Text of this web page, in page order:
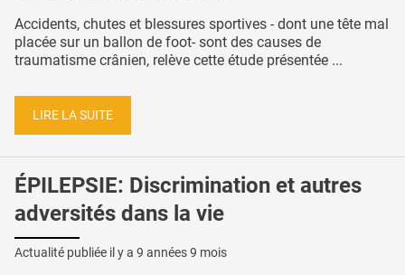
Accidents, chutes et blessures sportives - dont une tête mal
placée sur un ballon de foot- sont des causes de
traumatisme crânien, relève cette étude présentée ...
LIRE LA SUITE
ÉPILEPSIE: Discrimination et autres
adversités dans la vie
Actualité publiée il y a 9 années 9 mois